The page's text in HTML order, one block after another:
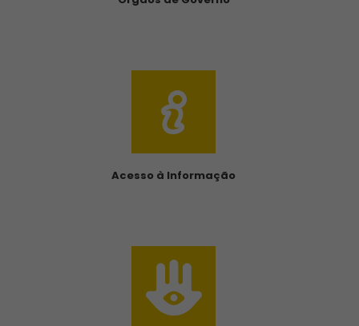
Acesso à Informação